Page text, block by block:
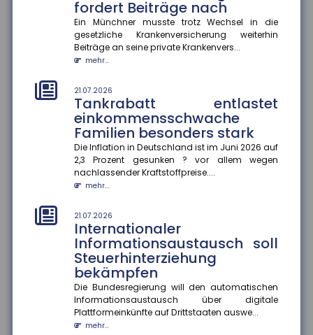
fordert Beiträge nach
Ein Münchner musste trotz Wechsel in die
gesetzliche Krankenversicherung weiterhin
Beiträge an seine private Krankenvers...
mehr...
21.07.2026
Tankrabatt entlastet
einkommensschwache
Familien besonders stark
Die Inflation in Deutschland ist im Juni 2026 auf
2,3 Prozent gesunken ? vor allem wegen
nachlassender Kraftstoffpreise....
mehr...
21.07.2026
Internationaler
Informationsaustausch soll
Steuerhinterziehung
bekämpfen
Die Bundesregierung will den automatischen
Informationsaustausch über digitale
Plattformeinkünfte auf Drittstaaten auswe...
mehr...
mehr...
18.07.2026
Jeder zweite Haushalt nur
mangelhaft abgesichert
Deutschen Versicherer (GDV) offenbart: In mehr als
20 Millionen Haushalten m...
mehr...
18.07.2026
Krankenkasse muss
Rettungshubschrauber-
Transport im Urlaub nicht
Das Hessische Landessozialgericht hat entschieden,
dass eine gesetzliche Krankenkasse die Kosten für
einen Rettungshubsc...
mehr...
18.07.2026
Aktionsplan gegen Steuer- und
Finanzkriminalität
Im Mittelpunkt des Aktionsplans zur Bekämpfung von